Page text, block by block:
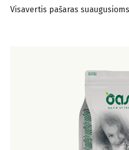
Visavertis pašaras